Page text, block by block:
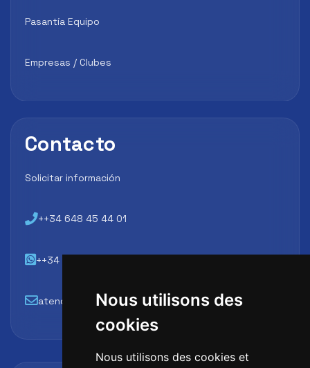
Nous utilisons des
cookies
Nous utilisons des cookies et
Pasantía Equipo
Empresas / Clubes
Contacto
Solicitar información
++34 648 45 44 01
++34 648 45 44 01
atencion@futbollab.com